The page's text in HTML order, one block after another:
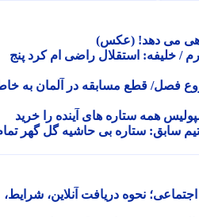
می دهد! (عکس)
استقلال راضی ام کرد پنج
فصل/ قطع مسابقه در آلمان به خاطر
همه ستاره های آینده را خرید
تیم سابق: ستاره بی حاشیه گل گهر تمام
نحوه دریافت آنلاین، شرایط،